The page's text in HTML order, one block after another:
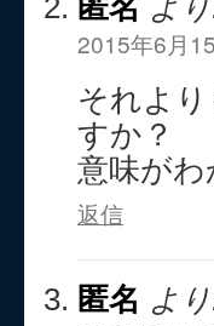
匿名 よ
2015年6月
それよ
すか？
意味が
返信
匿名 よ